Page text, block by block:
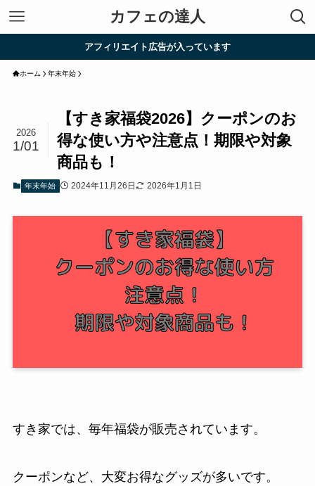
カフェの達人
アフィリエイト広告が入っています
ホーム 年末年始
【すき家福袋2026】クーポンのお
得な使い方や注意点！期限や対象
商品も！
2026
1/01
年末年始 2024年11月26日 2026年1月1日
すき家では、毎年福袋が販売されています。
クーポンなど、大変お得なグッズが多いです。